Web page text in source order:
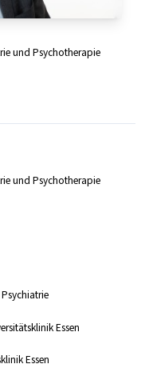
und Psychotherapie
und Psychotherapie
Essen
Essen